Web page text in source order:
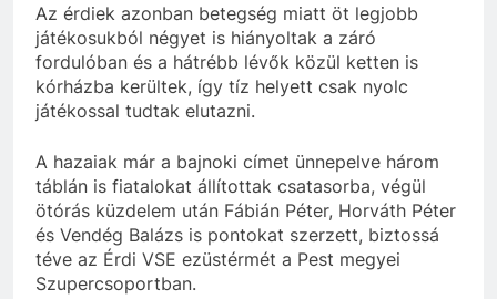
Az érdiek azonban betegség miatt öt legjobb
játékosukból négyet is hiányoltak a záró
fordulóban és a hátrébb lévők közül ketten is
kórházba kerültek, így tíz helyett csak nyolc
játékossal tudtak elutazni.
A hazaiak már a bajnoki címet ünnepelve három
táblán is fiatalokat állítottak csatasorba, végül
ötórás küzdelem után Fábián Péter, Horváth Péter
és Vendég Balázs is pontokat szerzett, biztossá
téve az Érdi VSE ezüstérmét a Pest megyei
Szupercsoportban.